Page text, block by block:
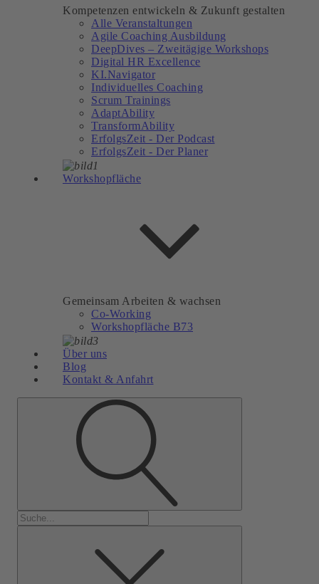
Kompetenzen entwickeln & Zukunft gestalten
Alle Veranstaltungen
Agile Coaching Ausbildung
DeepDives – Zweitägige Workshops
Digital HR Excellence
KI.Navigator
Individuelles Coaching
Scrum Trainings
AdaptAbility
TransformAbility
ErfolgsZeit - Der Podcast
ErfolgsZeit - Der Planer
Workshopfläche
Gemeinsam Arbeiten & wachsen
Co-Working
Workshopfläche B73
Über uns
Blog
Kontakt & Anfahrt
Suchen
nach: